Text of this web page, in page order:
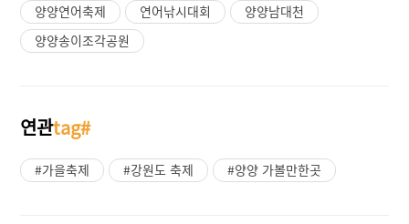
양양연어축제 연어낚시대회
양양남대천
양양송이조각공원
연관tag#
#가을축제 #강원도 축제 #양양 가볼만한곳